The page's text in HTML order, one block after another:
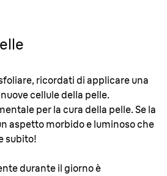
ricordati di applicare una
cellule della pelle.
per la cura della pelle. Se la
aspetto morbido e luminoso che
subito!
durante il giorno è